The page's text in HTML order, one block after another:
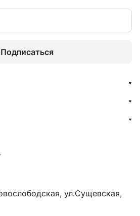
Подписаться
ул.Сущевская,